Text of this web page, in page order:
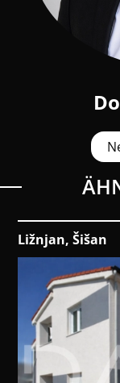
Rovinj